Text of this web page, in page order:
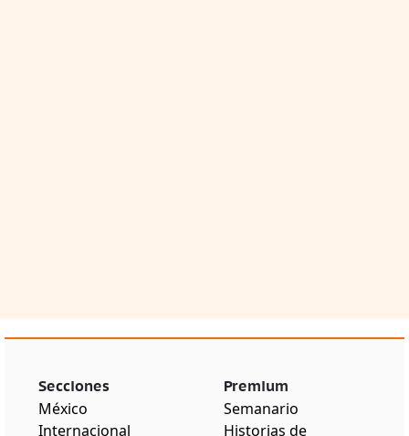
Secciones
México
Internacional
Premium
Semanario
Historias de